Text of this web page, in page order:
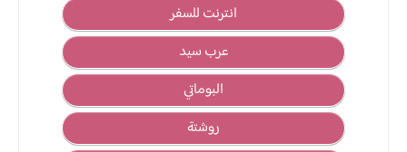
انترنت للسفر
عرب سيد
البوماتي
روشتة